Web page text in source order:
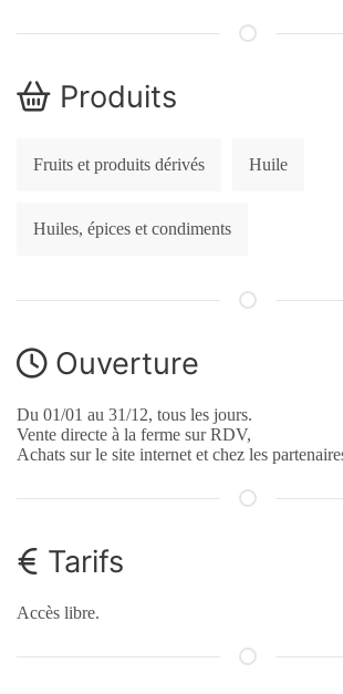
Produits
Fruits et produits dérivés Huile
Huiles, épices et condiments
Ouverture
Du 01/01 au 31/12, tous les jours.
Vente directe à la ferme sur RDV,
Achats sur le site internet et chez les
Tarifs
Accès libre.